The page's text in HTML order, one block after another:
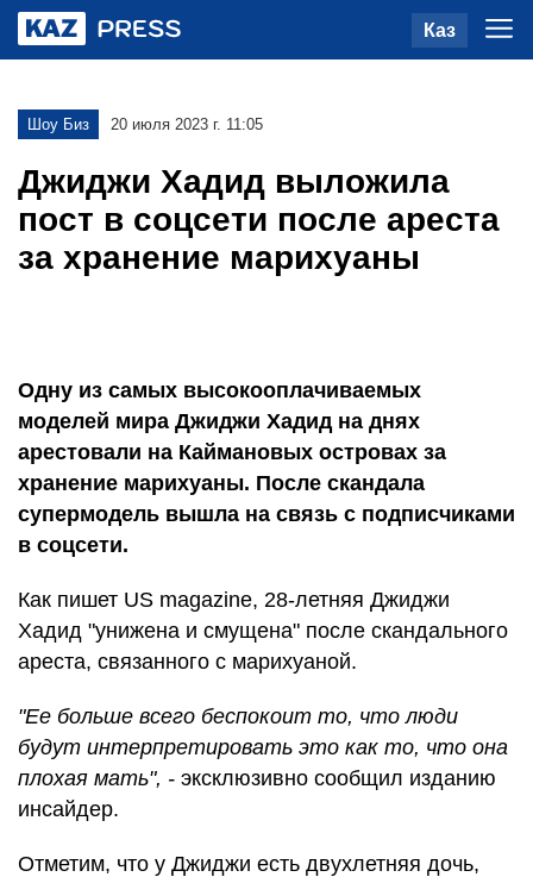
Каз
Шоу Биз 20 июля 2023 г. 11:05
Джиджи Хадид выложила
пост в соцсети после ареста
за хранение марихуаны
Одну из самых высокооплачиваемых
моделей мира Джиджи Хадид на днях
арестовали на Каймановых островах за
хранение марихуаны. После скандала
супермодель вышла на связь с подписчиками
в соцсети.
Как пишет US magazine, 28-летняя Джиджи
Хадид "унижена и смущена" после скандального
ареста, связанного с марихуаной.
"Ее больше всего беспокоит то, что люди
будут интерпретировать это как то, что она
плохая мать", - эксклюзивно сообщил изданию
инсайдер.
Отметим, что у Джиджи есть двухлетняя дочь,